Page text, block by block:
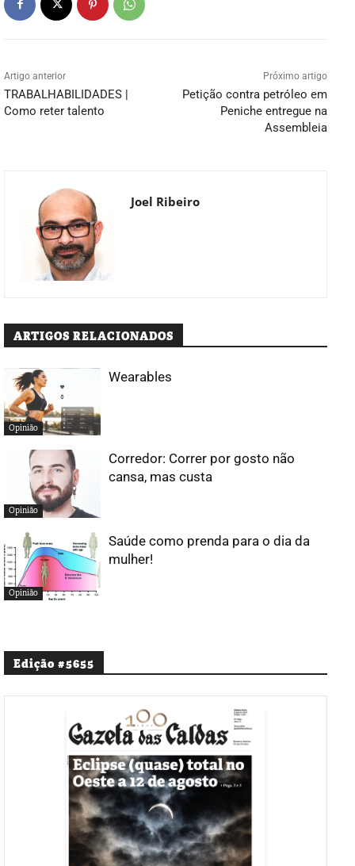
Artigo anterior
TRABALHABILIDADES |
Como reter talento
Próximo artigo
Petição contra petróleo em
Peniche entregue na
Assembleia
Joel Ribeiro
ARTIGOS RELACIONADOS
Opinião
Wearables
Opinião
Corredor: Correr por gosto não
cansa, mas custa
Opinião
Saúde como prenda para o dia da
mulher!
Edição #5655